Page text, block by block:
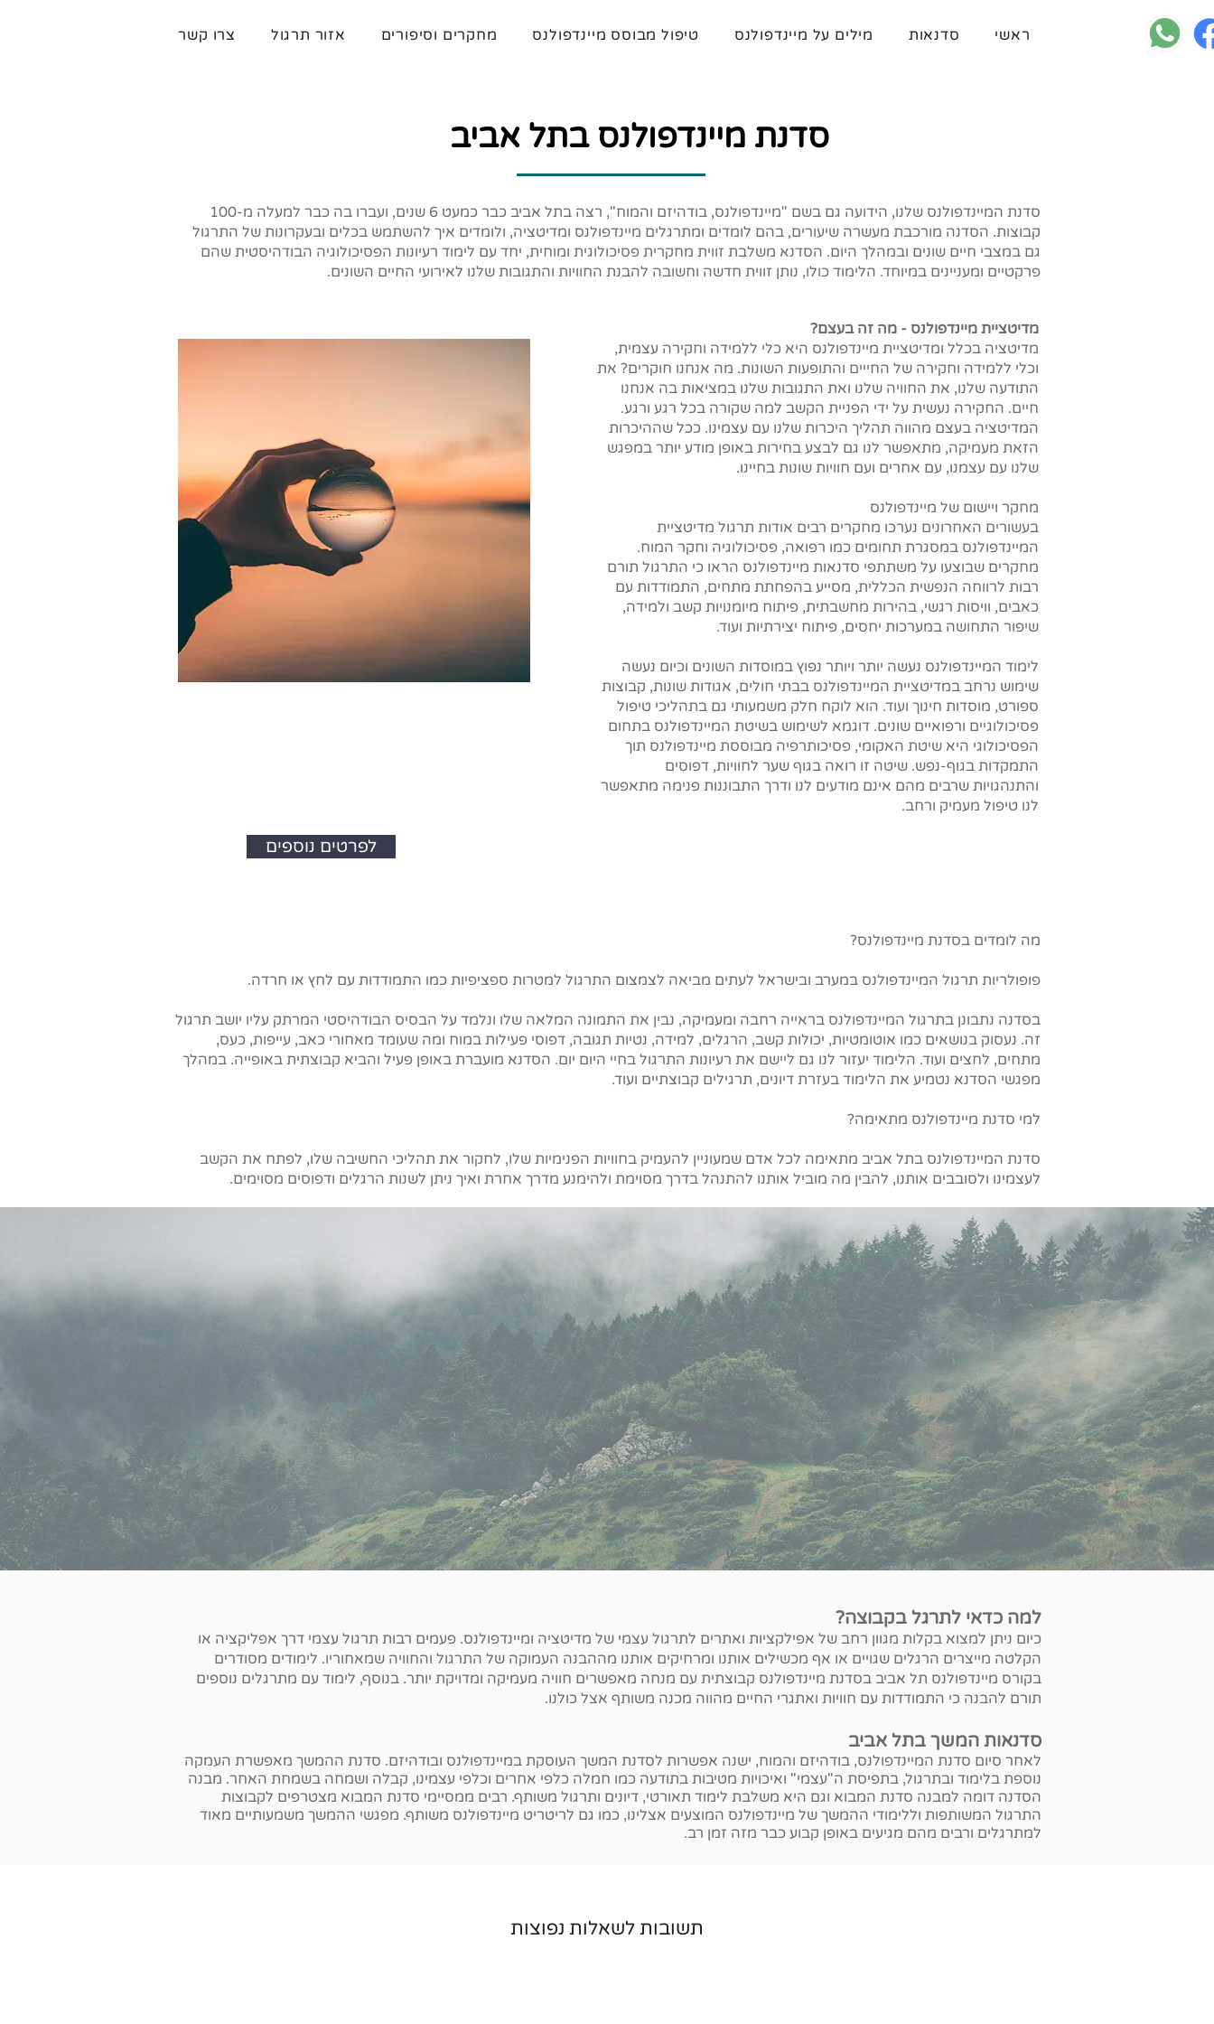
ראשי סדנאות מילים על מיינדפולנס טיפול מבוסס מיינדפולנס מחקרים וסיפורים אזור תרגול צרו קשר
סדנת מיינדפולנס בתל אביב
סדנת המיינדפולנס שלנו, הידועה גם בשם "מיינדפולנס, בודהיזם והמוח", רצה בתל אביב כבר כמעט 6 שנים, ועברו בה כבר למעלה מ-100
קבוצות. הסדנה מורכבת מעשרה שיעורים, בהם לומדים ומתרגלים מיינדפולנס ומדיטציה, ולומדים איך להשתמש בכלים ובעקרונות של התרגול
גם במצבי חיים שונים ובמהלך היום. הסדנא משלבת זווית מחקרית פסיכולוגית ומוחית, יחד עם לימוד רעיונות הפסיכולוגיה הבודהיסטית שהם
פרקטיים ומעניינים במיוחד. הלימוד כולו, נותן זווית חדשה וחשובה להבנת החוויות והתגובות שלנו לאירועי החיים השונים.
מדיטציית מיינדפולנס - מה זה בעצם?
מדיטציה בכלל ומדיטציית מיינדפולנס היא כלי ללמידה וחקירה עצמית,
וכלי ללמידה וחקירה של החייים והתופעות השונות. מה אנחנו חוקרים? את
התודעה שלנו, את החוויה שלנו ואת התגובות שלנו במציאות בה אנחנו
חיים. החקירה נעשית על ידי הפניית הקשב למה שקורה בכל רגע ורגע.
המדיטציה בעצם מהווה תהליך היכרות שלנו עם עצמינו. ככל שההיכרות
הזאת מעמיקה, מתאפשר לנו גם לבצע בחירות באופן מודע יותר במפגש
שלנו עם עצמנו, עם אחרים ועם חוויות שונות בחיינו.
מחקר ויישום של מיינדפולנס
בעשורים האחרונים נערכו מחקרים רבים אודות תרגול מדיטציית
המיינדפולנס במסגרת תחומים כמו רפואה, פסיכולוגיה וחקר המוח.
מחקרים שבוצעו על משתתפי סדנאות מיינדפולנס הראו כי התרגול תורם
רבות לרווחה הנפשית הכללית, מסייע בהפחתת מתחים, התמודדות עם
כאבים, וויסות רגשי, בהירות מחשבתית, פיתוח מיומנויות קשב ולמידה,
שיפור התחושה במערכות יחסים, פיתוח יצירתיות ועוד.
לימוד המיינדפולנס נעשה יותר ויותר נפוץ במוסדות השונים וכיום נעשה
שימוש נרחב במדיטציית המיינדפולנס בבתי חולים, אגודות שונות, קבוצות
ספורט, מוסדות חינוך ועוד. הוא לוקח חלק משמעותי גם בתהליכי טיפול
פסיכולוגיים ורפואיים שונים. דוגמא לשימוש בשיטת המיינדפולנס בתחום
הפסיכולוגי היא שיטת האקומי, פסיכותרפיה מבוססת מיינדפולנס תוך
התמקדות בגוף-נפש. שיטה זו רואה בגוף שער לחוויות, דפוסים
והתנהגויות שרבים מהם אינם מודעים לנו ודרך התבוננות פנימה מתאפשר
לנו טיפול מעמיק ורחב.
לפרטים נוספים
מה לומדים בסדנת מיינדפולנס?
פופולריות תרגול המיינדפולנס במערב ובישראל לעתים מביאה לצמצום התרגול למטרות ספציפיות כמו התמודדות עם לחץ או חרדה.
בסדנה נתבונן בתרגול המיינדפולנס בראייה רחבה ומעמיקה, נבין את התמונה המלאה שלו ונלמד על הבסיס הבודהיסטי המרתק עליו יושב תרגול
זה. נעסוק בנושאים כמו אוטומטיות, יכולות קשב, הרגלים, למידה, נטיות תגובה, דפוסי פעילות במוח ומה שעומד מאחורי כאב, עייפות, כעס,
מתחים, לחצים ועוד. הלימוד יעזור לנו גם ליישם את רעיונות התרגול בחיי היום יום. הסדנא מועברת באופן פעיל והביא קבוצתית באופייה. במהלך
מפגשי הסדנא נטמיע את הלימוד בעזרת דיונים, תרגילים קבוצתיים ועוד.
למי סדנת מיינדפולנס מתאימה?
סדנת המיינדפולנס בתל אביב מתאימה לכל אדם שמעוניין להעמיק בחוויות הפנימיות שלו, לחקור את תהליכי החשיבה שלו, לפתח את הקשב
לעצמינו ולסובבים אותנו, להבין מה מוביל אותנו להתנהל בדרך מסוימת ולהימנע מדרך אחרת ואיך ניתן לשנות הרגלים ודפוסים מסוימים.
למה כדאי לתרגל בקבוצה?
כיום ניתן למצוא בקלות מגוון רחב של אפילקציות ואתרים לתרגול עצמי של מדיטציה ומיינדפולנס. פעמים רבות תרגול עצמי דרך אפליקציה או
הקלטה מייצרים הרגלים שגויים או אף מכשילים אותנו ומרחיקים אותנו מההבנה העמוקה של התרגול והחוויה שמאחוריו. לימודים מסודרים
בקורס מיינדפולנס תל אביב בסדנת מיינדפולנס קבוצתית עם מנחה מאפשרים חוויה מעמיקה ומדויקת יותר. בנוסף, לימוד עם מתרגלים נוספים
תורם להבנה כי התמודדות עם חוויות ואתגרי החיים מהווה מכנה משותף אצל כולנו.
סדנאות המשך בתל אביב
לאחר סיום סדנת המיינדפולנס, בודהיזם והמוח, ישנה אפשרות לסדנת המשך העוסקת במיינדפולנס ובודהיזם. סדנת ההמשך מאפשרת העמקה
נוספת בלימוד ובתרגול, בתפיסת ה"עצמי" ואיכויות מטיבות בתודעה כמו חמלה כלפי אחרים וכלפי עצמינו, קבלה ושמחה בשמחת האחר. מבנה
הסדנה דומה למבנה סדנת המבוא וגם היא משלבת לימוד תאורטי, דיונים ותרגול משותף. רבים ממסיימי סדנת המבוא מצטרפים לקבוצות
התרגול המשותפות וללימודי ההמשך של מיינדפולנס המוצעים אצלינו, כמו גם לריטריט מיינדפולנס משותף. מפגשי ההמשך משמעותיים מאוד
למתרגלים ורבים מהם מגיעים באופן קבוע כבר מזה זמן רב.
תשובות לשאלות נפוצות